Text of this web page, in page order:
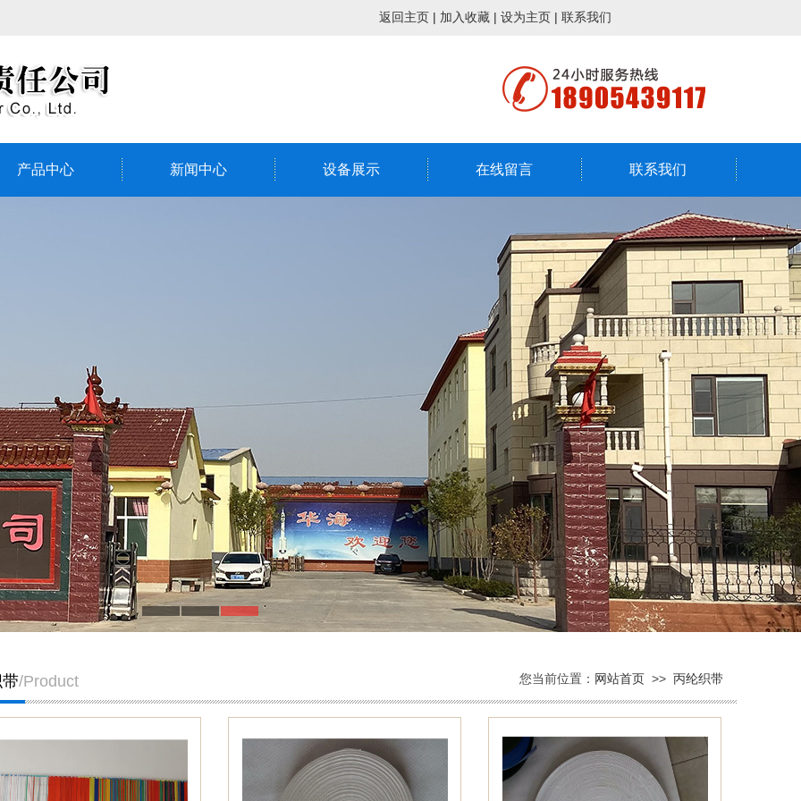
返回主页 | 加入收藏 | 设为主页 | 联系我们
产品中心 新闻中心 设备展示 在线留言 联系我们
/Product 您当前位置： 网站首页 >> 丙纶织带